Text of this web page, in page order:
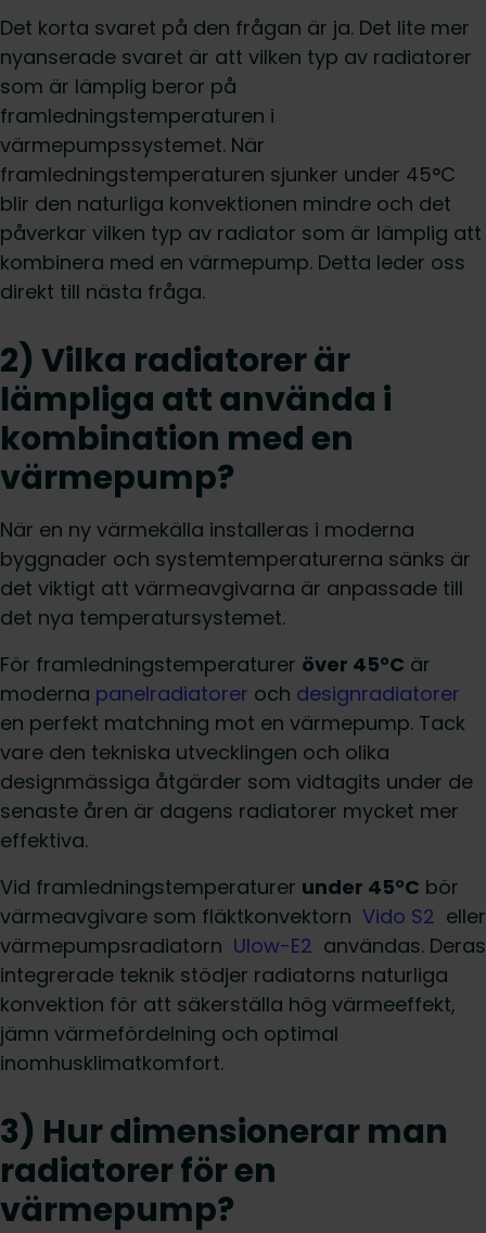
Det korta svaret på den frågan är ja. Det lite mer
nyanserade svaret är att vilken typ av radiatorer
som är lämplig beror på
framledningstemperaturen i
värmepumpssystemet. När
framledningstemperaturen sjunker under 45°C
blir den naturliga konvektionen mindre och det
påverkar vilken typ av radiator som är lämplig att
kombinera med en värmepump. Detta leder oss
direkt till nästa fråga.
2) Vilka radiatorer är
lämpliga att använda i
kombination med en
värmepump?
När en ny värmekälla installeras i moderna
byggnader och systemtemperaturerna sänks är
det viktigt att värmeavgivarna är anpassade till
det nya temperatursystemet.
För framledningstemperaturer över 45°C är
moderna panelradiatorer och designradiatorer
en perfekt matchning mot en värmepump. Tack
vare den tekniska utvecklingen och olika
designmässiga åtgärder som vidtagits under de
senaste åren är dagens radiatorer mycket mer
effektiva.
Vid framledningstemperaturer under 45°C bör
värmeavgivare som fläktkonvektorn Vido S2 eller
värmepumpsradiatorn Ulow-E2 användas. Deras
integrerade teknik stödjer radiatorns naturliga
konvektion för att säkerställa hög värmeeffekt,
jämn värmefördelning och optimal
inomhusklimatkomfort.
3) Hur dimensionerar man
radiatorer för en
värmepump?